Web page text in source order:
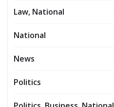
Law, National
National
News
Politics